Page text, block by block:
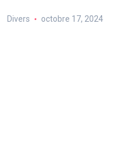
Divers octobre 17, 2024